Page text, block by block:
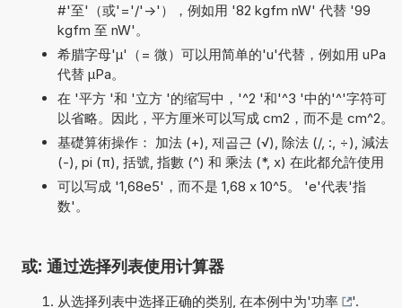
#'至'（或'='/'->'），例如用 '82 kgfm nW' 代替 '99
kgfm 至 nW'。
希腊字母'µ'（= 微）可以用简单的'u'代替，例如用 uPa
代替 µPa。
在 '平方 '和 '立方 '的缩写中，'^2 '和'^3 '中的'^'字符可
以省略。因此，平方厘米可以写成 cm2，而不是 cm^2。
基礎算術操作： 加法 (+), 제곱근 (√), 除法 (/, :, ÷), 減法
(-), pi (π), 括號, 指數 (^) 和 乘法 (*, x) 在此都允許使用
可以写成 '1,68e5'，而不是 1,68 x 10^5。 'e'代表'指
数'。
或: 通过选择列表使用计算器
从选择列表中选择正确的类别, 在本例中为'功率
'.